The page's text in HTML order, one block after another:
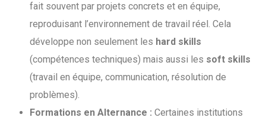
fait souvent par projets concrets et en équipe,
reproduisant l’environnement de travail réel. Cela
développe non seulement les hard skills
(compétences techniques) mais aussi les soft skills
(travail en équipe, communication, résolution de
problèmes).
Formations en Alternance : Certaines institutions